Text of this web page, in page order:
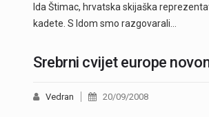
Ida Štimac, hrvatska skijaška
kadete. S Idom smo razgovarali…
Srebrni cvijet europe
Vedran 20/09/2008